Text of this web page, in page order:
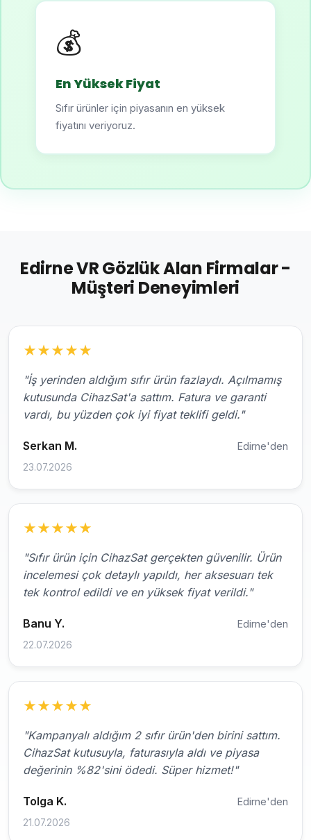
💰
En Yüksek Fiyat
Sıfır ürünler için piyasanın en yüksek
fiyatını veriyoruz.
Edirne VR Gözlük Alan Firmalar -
Müşteri Deneyimleri
★★★★★
"İş yerinden aldığım sıfır ürün fazlaydı. Açılmamış
kutusunda CihazSat'a sattım. Fatura ve garanti
vardı, bu yüzden çok iyi fiyat teklifi geldi."
Serkan M. Edirne'den
23.07.2026
★★★★★
"Sıfır ürün için CihazSat gerçekten güvenilir. Ürün
incelemesi çok detaylı yapıldı, her aksesuarı tek
tek kontrol edildi ve en yüksek fiyat verildi."
Banu Y. Edirne'den
22.07.2026
★★★★★
"Kampanyalı aldığım 2 sıfır ürün'den birini sattım.
CihazSat kutusuyla, faturasıyla aldı ve piyasa
değerinin %82'sini ödedi. Süper hizmet!"
Tolga K. Edirne'den
21.07.2026